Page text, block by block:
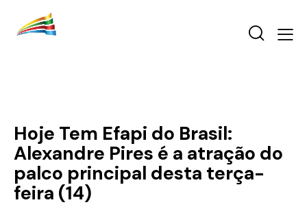
Hoje Tem Efapi do Brasil:
Alexandre Pires é a atração do
palco principal desta terça-
feira (14)